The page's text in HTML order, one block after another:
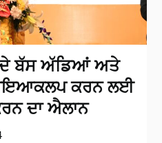
ਦੇ ਬੱਸ ਅੱਡਿਆਂ ਅਤੇ
ਕਰਨ ਲਈ
ਦਾ ਐਲਾਨ